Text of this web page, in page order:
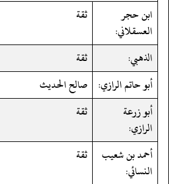
ابن حجر
العسقلاني:
ثقة
الذهبي:
ثقة
أبو حاتم الرازي: صالح الحديث
أبو زرعة
الرازي:
ثقة
أحمد بن شعيب
النسائي:
ثقة